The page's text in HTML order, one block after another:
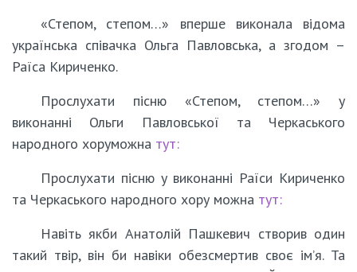
«Степом, степом…» вперше виконала відома
українська співачка Ольга Павловська, а згодом –
Раїса Кириченко.
Прослухати пісню «Степом, степом…» у
виконанні Ольги Павловської та Черкаського
народного хоруможна тут:
Прослухати пісню у виконанні Раїси Кириченко
та Черкаського народного хору можна тут:
Навіть якби Анатолій Пашкевич створив один
такий твір, він би навіки обезсмертив своє ім’я. Та